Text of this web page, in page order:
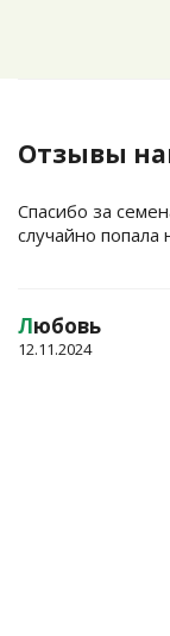
Отзывы
Спасибо за
случайно
Любовь
12.11.2024